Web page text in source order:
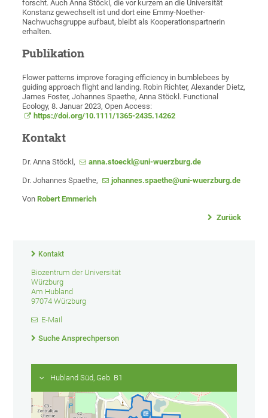
forscht. Auch Anna Stöckl, die vor kurzem an die Universität
Konstanz gewechselt ist und dort eine Emmy-Noether-
Nachwuchsgruppe aufbaut, bleibt als Kooperationspartnerin
erhalten.
Publikation
Flower patterns improve foraging efficiency in bumblebees by
guiding approach flight and landing. Robin Richter, Alexander Dietz,
James Foster, Johannes Spaethe, Anna Stöckl. Functional
Ecology, 8. Januar 2023, Open Access:
https://doi.org/10.1111/1365-2435.14262
Kontakt
Dr. Anna Stöckl, anna.stoeckl@uni-wuerzburg.de
Dr. Johannes Spaethe, johannes.spaethe@uni-wuerzburg.de
VonRobert Emmerich
Zurück
Kontakt
Biozentrum der Universität
Würzburg
Am Hubland
97074 Würzburg
E-Mail
Suche Ansprechperson
Hubland Süd, Geb. B1